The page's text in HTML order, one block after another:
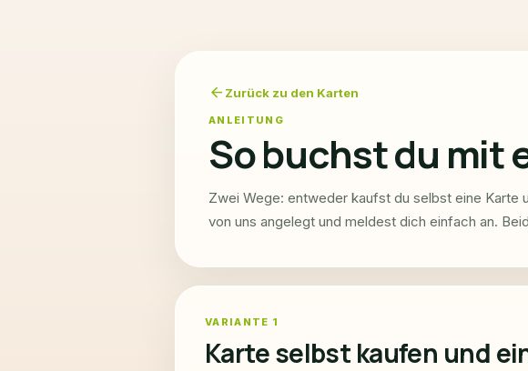
arrow_back Zurück zu den Karten
ANLEITUNG
So buchst du mit
Zwei Wege: entweder kaufst du selbst eine
von uns angelegt und meldest dich einfach an.
VARIANTE 1
Karte selbst kaufen und